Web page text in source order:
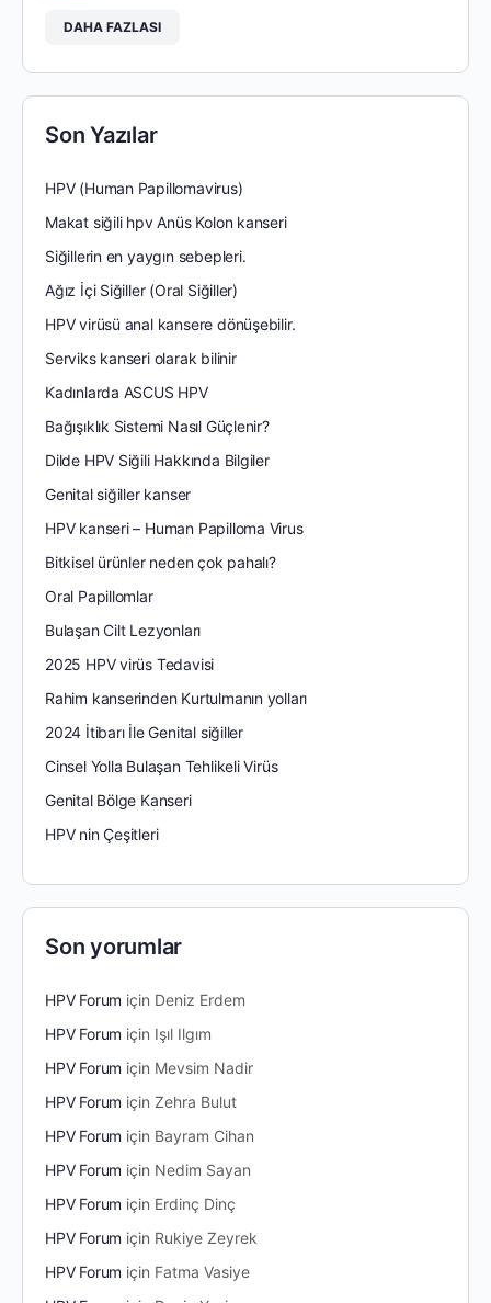
DAHA FAZLASI
Son Yazılar
HPV (Human Papillomavirus)
Makat siğili hpv Anüs Kolon kanseri
Siğillerin en yaygın sebepleri.
Ağız İçi Siğiller (Oral Siğiller)
HPV virüsü anal kansere dönüşebilir.
Serviks kanseri olarak bilinir
Kadınlarda ASCUS HPV
Bağışıklık Sistemi Nasıl Güçlenir?
Dilde HPV Siğili Hakkında Bilgiler
Genital siğiller kanser
HPV kanseri – Human Papilloma Virus
Bitkisel ürünler neden çok pahalı?
Oral Papillomlar
Bulaşan Cilt Lezyonları
2025 HPV virüs Tedavisi
Rahim kanserinden Kurtulmanın yolları
2024 İtibarı İle Genital siğiller
Cinsel Yolla Bulaşan Tehlikeli Virüs
Genital Bölge Kanseri
HPV nin Çeşitleri
Son yorumlar
HPV Forum için Deniz Erdem
HPV Forum için Işıl Ilgım
HPV Forum için Mevsim Nadir
HPV Forum içinZehra Bulut
HPV Forum için Bayram Cihan
HPV Forum için Nedim Sayan
HPV Forum için Erdinç Dinç
HPV Forum için Rukiye Zeyrek
HPV Forum için Fatma Vasiye